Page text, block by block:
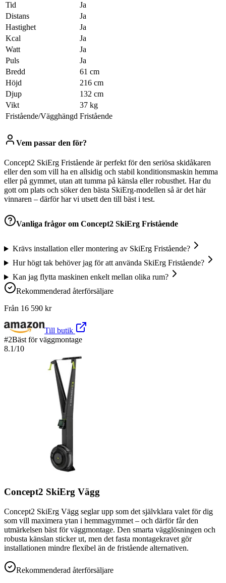
Tid
Ja
Distans
Ja
Hastighet
Ja
Kcal
Ja
Watt
Ja
Puls
Ja
Bredd
61 cm
Höjd
216 cm
Djup
132 cm
Vikt
37 kg
Fristående/Vägghängd Fristående
Vem passar den för?
Concept2 SkiErg Fristående är perfekt för den seriösa skidåkaren
eller den som vill ha en allsidig och stabil konditionsmaskin hemma
eller på gymmet, utan att tumma på känsla eller robusthet. Har du
gott om plats och söker den bästa SkiErg-modellen så är det här
vinnaren – därför har vi utsett den till bäst i test.
Vanliga frågor om Concept2 SkiErg Fristående
Krävs installation eller montering av SkiErg Fristående?
Hur högt tak behöver jag för att använda SkiErg Fristående?
Kan jag flytta maskinen enkelt mellan olika rum?
Rekommenderad återförsäljare
Från 16 590 kr
Till butik
#2Bäst för väggmontage
8.1/10
Concept2 SkiErg Vägg
Concept2 SkiErg Vägg seglar upp som det självklara valet för dig
som vill maximera ytan i hemmagymmet – och därför får den
utmärkelsen bäst för väggmontage. Den smarta vägglösningen och
robusta känslan sticker ut, men det fasta montagekravet gör
installationen mindre flexibel än de fristående alternativen.
Rekommenderad återförsäljare